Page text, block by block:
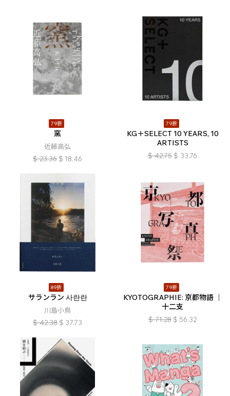
79折
窯
近藤高弘
$ 23.36 $ 18.46
79折
KG＋SELECT 10 YEARS, 10
ARTISTS
$ 42.75 $ 33.76
89折
サランラン 사란란
川島小鳥
$ 42.38 $ 37.73
79折
KYOTOGRAPHIE: 京都物語 ｜
十二支
$ 71.28 $ 56.32